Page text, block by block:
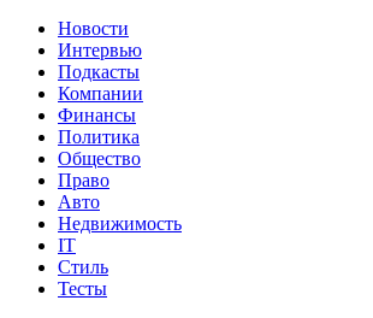
Новости
Интервью
Подкасты
Компании
Финансы
Политика
Общество
Право
Авто
Недвижимость
IT
Стиль
Тесты